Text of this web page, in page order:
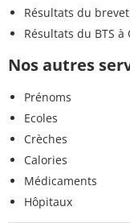
Résultats du
Résultats du BTS
Nos autres
Prénoms
Ecoles
Crèches
Calories
Médicaments
Hôpitaux